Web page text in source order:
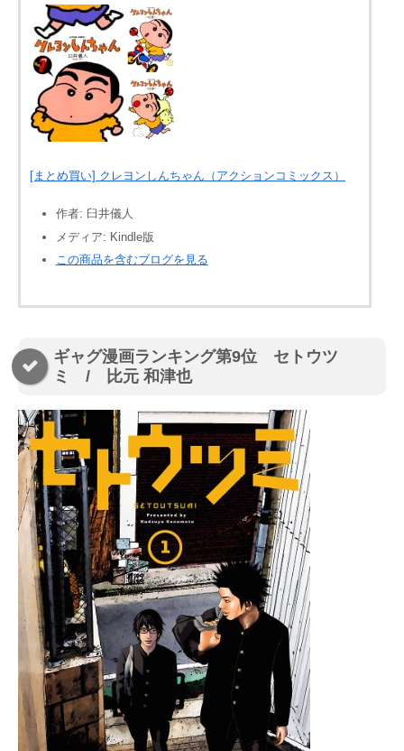
[まとめ買い] クレヨンしんちゃん（アクションコミックス）
作者: 臼井儀人
メディア: Kindle版
この商品を含むブログを見る
ギャグ漫画ランキング第9位 セトウツ
ミ / 比元 和津也